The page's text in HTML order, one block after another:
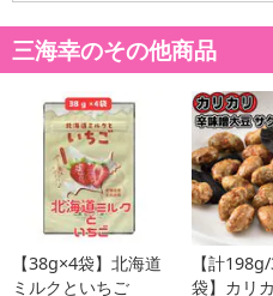
によるお申込み後のキャンセル・
【お支払いについて】
※送料はお試し費用に含まれてお
※d払い、PayPay、au PAY、au
ンクまとめて支払い、楽天ペイ
Payでお支払いの場合、決済のた
※予約商品は決済手段ごとに定め
了することがございます。ご了
三海幸のその他商品
【38g×4袋】北海道
ミルクといちご
【計
袋】カリ